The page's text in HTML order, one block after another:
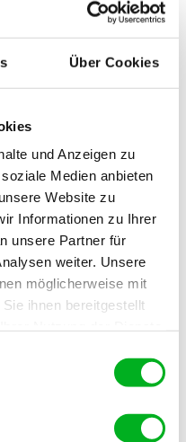
Über Cookies
und Anzeigen zu
Medien anbieten
Website zu
Informationen zu Ihrer
unsere Partner für
weiter. Unsere
möglicherweise mit
ihnen bereitgestellt
à domicile. La pose du
du sol, il est
suite. A l’adresse ici
profitez ainsi
dans votre jardin. Il est
en rouleau est
du gazon.
Armé d'une loupe, il